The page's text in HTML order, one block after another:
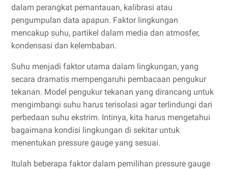
dalam perangkat pemantauan, kalibrasi atau
pengumpulan data apapun. Faktor lingkungan
mencakup suhu, partikel dalam media dan atmosfer,
kondensasi dan kelembaban.
Suhu menjadi faktor utama dalam lingkungan, yang
secara dramatis mempengaruhi pembacaan pengukur
tekanan. Model pengukur tekanan yang dirancang untuk
mengimbangi suhu harus terisolasi agar terlindungi dari
perbedaan suhu ekstrim. Intinya, kita harus mengetahui
bagaimana kondisi lingkungan di sekitar untuk
menentukan pressure gauge yang sesuai.
Itulah beberapa faktor dalam pemilihan pressure gauge